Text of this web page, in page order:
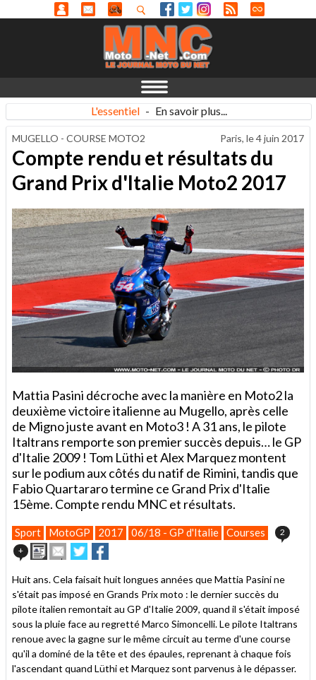
L'essentiel - En savoir plus...
MUGELLO - COURSE MOTO2 Paris, le4 juin 2017
Compte rendu et résultats du
Grand Prix d'Italie Moto2 2017
Mattia Pasini décroche avec la manière en Moto2 la
deuxième victoire italienne au Mugello, après celle
de Migno juste avant en Moto3 ! A 31 ans, le pilote
Italtrans remporte son premier succès depuis… le GP
d'Italie 2009 ! Tom Lüthi et Alex Marquez montent
sur le podium aux côtés du natif de Rimini, tandis que
Fabio Quartararo termine ce Grand Prix d'Italie
15ème. Compte rendu MNC et résultats.
Sport MotoGP 2017 06/18 - GP d'Italie Courses
2
+
ImprimerEnvoyer
cet
à
un
ami
Partager
sur
sur
Huit ans. Cela faisait huit longues années que Mattia Pasini ne
s'était pas imposé en Grands Prix moto : le dernier succès du
pilote italien remontait au GP d'Italie 2009, quand il s'était imposé
sous la pluie face au regretté Marco Simoncelli. Le pilote Italtrans
renoue avec la gagne sur le même circuit au terme d'une course
qu'il a dominé de la tête et des épaules, reprenant à chaque fois
l'ascendant quand Lüthi et Marquez sont parvenus à le dépasser.